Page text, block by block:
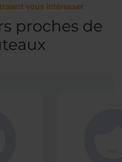
vous intéresser
proches de